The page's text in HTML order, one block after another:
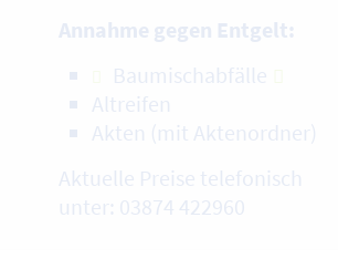
Annahme gegen Entgelt:
Baumischabfälle
Altreifen
Akten (mit Aktenordner)
Aktuelle Preise telefonisch
unter: 03874 422960